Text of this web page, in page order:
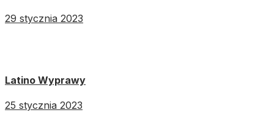
29 stycznia 2023
Latino Wyprawy
25 stycznia 2023